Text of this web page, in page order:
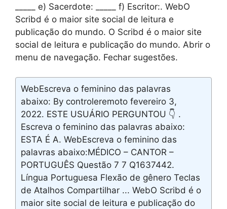
_____ e) Sacerdote: _____ f) Escritor:. WebO
Scribd é o maior site social de leitura e
publicação do mundo. O Scribd é o maior site
social de leitura e publicação do mundo. Abrir o
menu de navegação. Fechar sugestões.
WebEscreva o feminino das palavras
abaixo: By controleremoto fevereiro 3,
2022. ESTE USUÁRIO PERGUNTOU 👇 .
Escreva o feminino das palavras abaixo:
ESTA É A. WebEscreva o feminino das
palavras abaixo:MÉDICO – CANTOR –
PORTUGUÊS Questão 7 7 Q1637442.
Língua Portuguesa Flexão de gênero Teclas
de Atalhos Compartilhar ... WebO Scribd é o
maior site social de leitura e publicação do